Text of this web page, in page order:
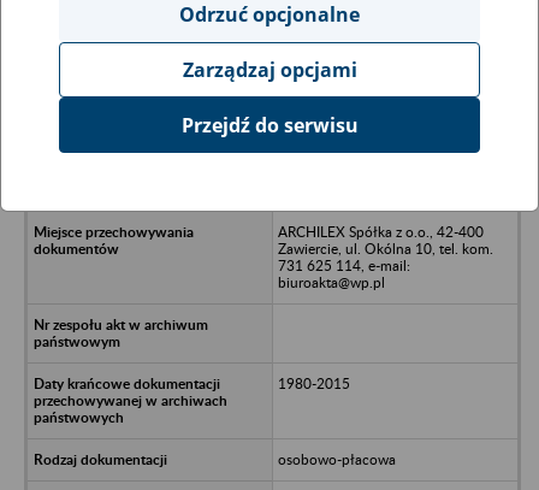
Ukryj wszystkie pozycje bazy
Spółdzielnia Inwalidów ROZWÓJ,
ARCHILEX Spółka z o.o., 42-400
Zawiercie, ul. Okólna 10, tel. kom.
731 625 114, e-mail:
biuroakta@wp.pl
1980-2015
osobowo-płacowa
Odrzuć opcjonalne
Zarządzaj opcjami
Przejdź do serwisu